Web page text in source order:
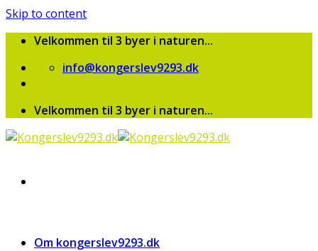
Skip to content
Velkommen til 3 byer i naturen...
info@kongerslev9293.dk
Velkommen til 3 byer i naturen...
Om kongerslev9293.dk